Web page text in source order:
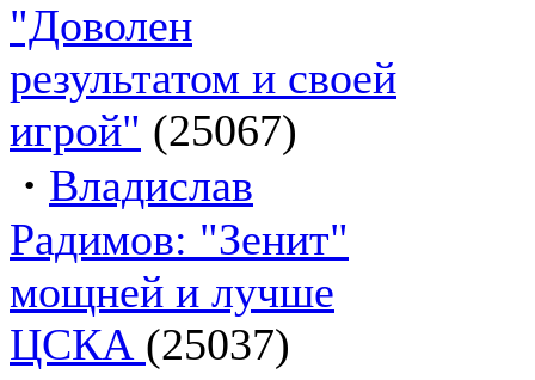
"Доволен
результатом и своей
игрой" (25067)
· Владислав
Радимов: "Зенит"
мощней и лучше
ЦСКА (25037)